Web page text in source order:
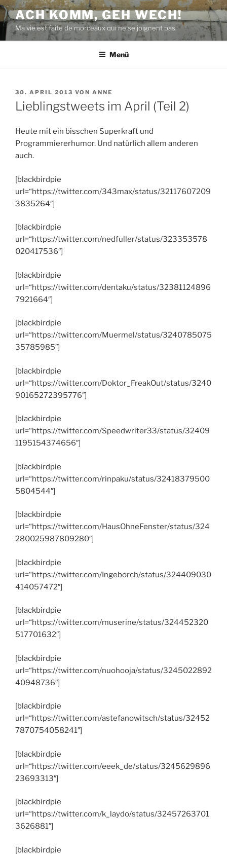
Zum
Inhalt
springen
ACH KOMM, GEH WECH!
Ma vie est faite de morceaux qui ne se joignent pas.
Menü
VERÖFFENTLICHT
AM
30. APRIL 2013 VON ANNE
Lieblingstweets im April (Teil 2)
Heute mit ein bisschen Superkraft und
Programmiererhumor. Und natürlich allem anderen
auch.
[blackbirdpie
url=“https://twitter.com/343max/status/32117607209
3835264″]
[blackbirdpie
url=“https://twitter.com/nedfuller/status/323353578
020417536″]
[blackbirdpie
url=“https://twitter.com/dentaku/status/32381124896
7921664″]
[blackbirdpie
url=“https://twitter.com/Muermel/status/3240785075
35785985″]
[blackbirdpie
url=“https://twitter.com/Doktor_FreakOut/status/3240
90165272395776″]
[blackbirdpie
url=“https://twitter.com/Speedwriter33/status/32409
1195154374656″]
[blackbirdpie
url=“https://twitter.com/rinpaku/status/32418379500
5804544″]
[blackbirdpie
url=“https://twitter.com/HausOhneFenster/status/324
280025987809280″]
[blackbirdpie
url=“https://twitter.com/Ingeborch/status/324409030
414057472″]
[blackbirdpie
url=“https://twitter.com/muserine/status/324452320
517701632″]
[blackbirdpie
url=“https://twitter.com/nuohooja/status/3245022892
40948736″]
[blackbirdpie
url=“https://twitter.com/astefanowitsch/status/32452
7870754058241″]
[blackbirdpie
url=“https://twitter.com/eeek_de/status/3245629896
23693313″]
[blackbirdpie
url=“https://twitter.com/k_laydo/status/32457263701
3626881″]
[blackbirdpie